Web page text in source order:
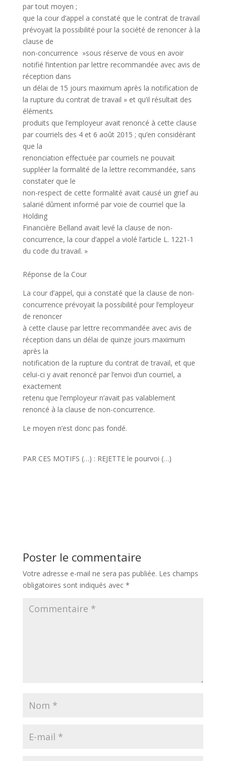
par tout moyen ;
que la cour d’appel a constaté que le contrat de travail
prévoyait la possibilité pour la société de renoncer à la
clause de
non-concurrence »sous réserve de vous en avoir
notifié l’intention par lettre recommandée avec avis de
réception dans
un délai de 15 jours maximum après la notification de
la rupture du contrat de travail » et qu’il résultait des
éléments
produits que l’employeur avait renoncé à cette clause
par courriels des 4 et 6 août 2015 ; qu’en considérant
que la
renonciation effectuée par courriels ne pouvait
suppléer la formalité de la lettre recommandée, sans
constater que le
non-respect de cette formalité avait causé un grief au
salarié dûment informé par voie de courriel que la
Holding
Financière Belland avait levé la clause de non-
concurrence, la cour d’appel a violé l’article L. 1221-1
du code du travail. »
Réponse de la Cour
La cour d’appel, qui a constaté que la clause de non-
concurrence prévoyait la possibilité pour l’employeur
de renoncer
à cette clause par lettre recommandée avec avis de
réception dans un délai de quinze jours maximum
après la
notification de la rupture du contrat de travail, et que
celui-ci y avait renoncé par l’envoi d’un courriel, a
exactement
retenu que l’employeur n’avait pas valablement
renoncé à la clause de non-concurrence.
Le moyen n’est donc pas fondé.
PAR CES MOTIFS (…) : REJETTE le pourvoi (…)
Poster le commentaire
Votre adresse e-mail ne sera pas publiée. Les champs
obligatoires sont indiqués avec *